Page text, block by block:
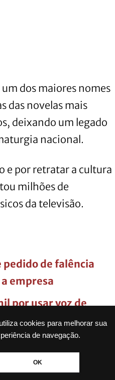
cookies para melhorar sua
de navegação.
OK
dos maiores nomes
das novelas mais
deixando um legado
nacional.
e por retratar a cultura
milhões de
da televisão.
pedido de falência
empresa
por usar voz de
e vermelho são
multas milionárias